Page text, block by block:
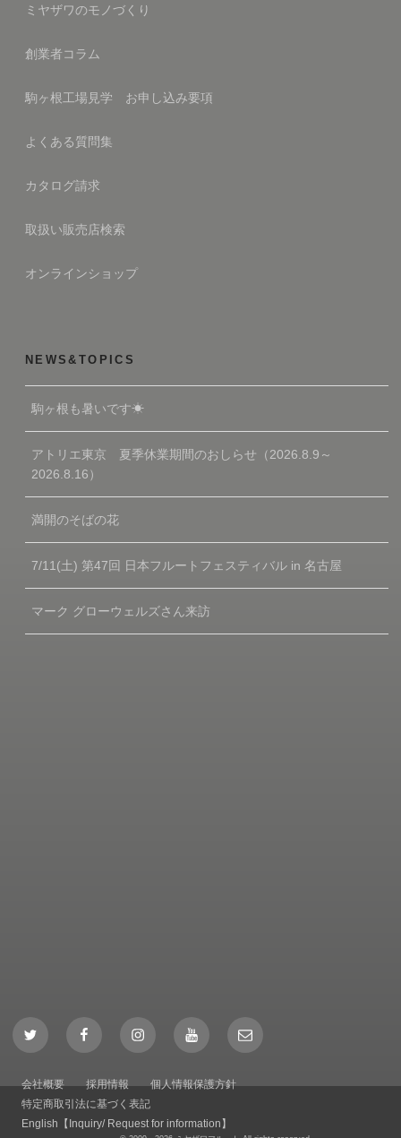
ミヤザワのモノづくり
創業者コラム
駒ヶ根工場見学 お申し込み要項
よくある質問集
カタログ請求
取扱い販売店検索
オンラインショップ
NEWS&TOPICS
駒ヶ根も暑いです☀
アトリエ東京 夏季休業期間のおしらせ（2026.8.9～
2026.8.16）
満開のそばの花
7/11(土) 第47回 日本フルートフェスティバル in 名古屋
マーク グローウェルズさん来訪
Twitter FacebookInstagramYouTubeMail
会社概要 採用情報
個人情報保護方針
特定商取引法に基づく表記
English【Inquiry/ Request for information】